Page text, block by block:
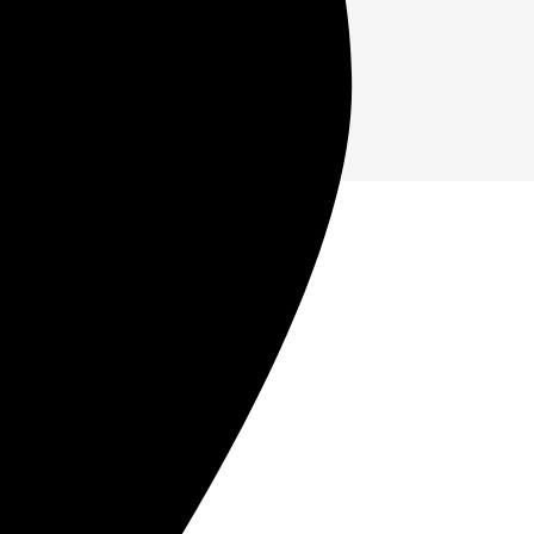
05